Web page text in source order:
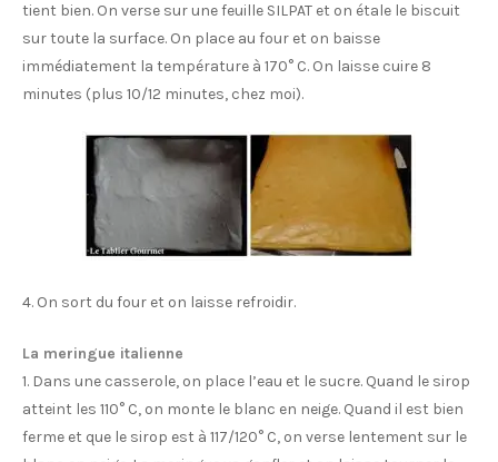
tient bien. On verse sur une feuille SILPAT et on étale le biscuit
sur toute la surface. On place au four et on baisse
immédiatement la température à 170° C. On laisse cuire 8
minutes (plus 10/12 minutes, chez moi).
4. On sort du four et on laisse refroidir.
La meringue italienne
1. Dans une casserole, on place l’eau et le sucre. Quand le sirop
atteint les 110° C, on monte le blanc en neige. Quand il est bien
ferme et que le sirop est à 117/120° C, on verse lentement sur le